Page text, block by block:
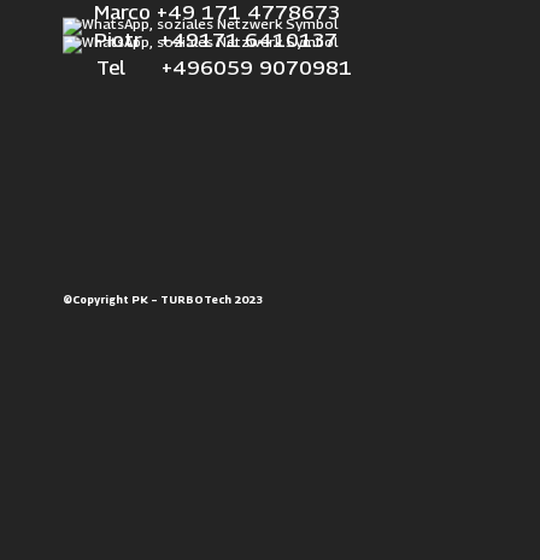
Marco +49 171 4778673
Piotr +49171 6410137
Tel +496059 9070981
©Copyright PK – TURBOTech 2023